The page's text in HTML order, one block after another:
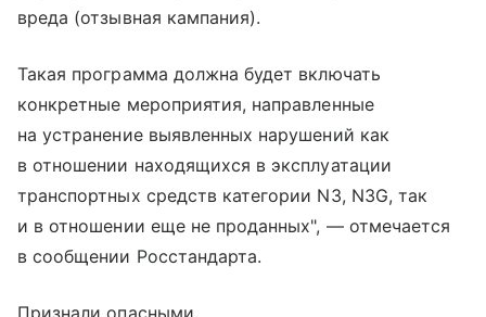
вреда (отзывная кампания).
Такая программа должна будет включать
конкретные мероприятия, направленные
на устранение выявленных нарушений как
в отношении находящихся в эксплуатации
транспортных средств категории N3, N3G, так
и в отношении еще не проданных", — отмечается
в сообщении Росстандарта.